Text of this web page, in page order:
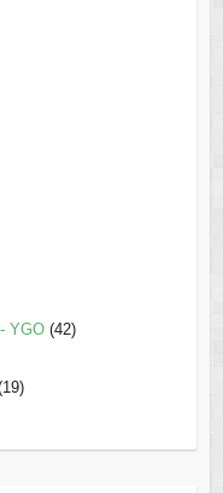
YGO (42)